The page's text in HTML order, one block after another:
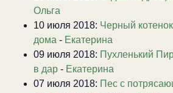
Ольга
10 июля 2018: Черный
дома - Екатерина
09 июля 2018: Пухленький
в дар - Екатерина
07 июля 2018: Пес с